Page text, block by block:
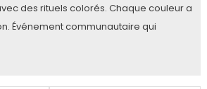
des rituels colorés. Chaque couleur a
Événement communautaire qui